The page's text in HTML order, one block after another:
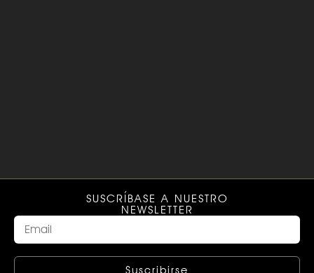
SUSCRÍBASE A NUESTRO
NEWSLETTER
Suscribirse